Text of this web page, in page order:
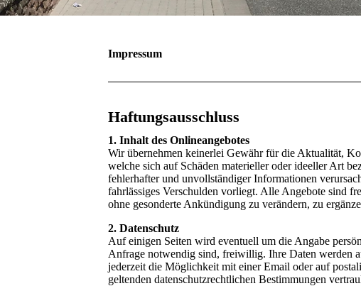
Impressum
Haftungsausschluss
1. Inhalt des Onlineangebotes
Wir übernehmen keinerlei Gewähr für die Aktualität,
welche sich auf Schäden materieller oder ideeller Art
fehlerhafter und unvollständiger Informationen
fahrlässiges Verschulden vorliegt. Alle Angebote sind
ohne gesonderte Ankündigung zu verändern, zu
2. Datenschutz
Auf einigen Seiten wird eventuell um die Angabe
Anfrage notwendig sind, freiwillig. Ihre Daten werden
jederzeit die Möglichkeit mit einer Email oder auf
geltenden datenschutzrechtlichen Bestimmungen